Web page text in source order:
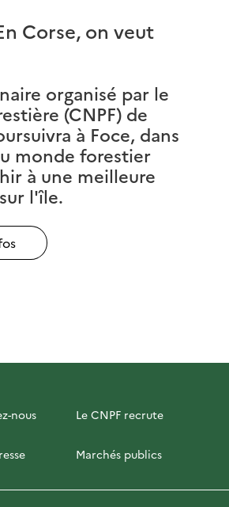
Corse, on veut
organisé par le
(CNPF) de
à Foce, dans
monde forestier
à une meilleure
l'île.
nous Le CNPF recrute
Marchés publics
Briefly in English